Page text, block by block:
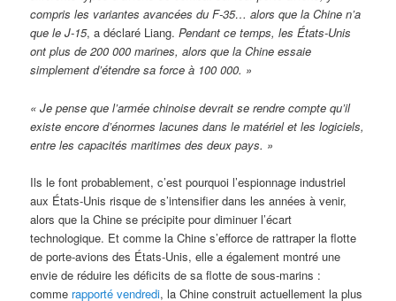
compris les variantes avancées du F-35… alors que la Chine n’a
que le J-15, a déclaré Liang.Pendant ce temps, les États-Unis
ont plus de 200 000 marines, alors que la Chine essaie
simplement d’étendre sa force à 100 000. »
« Je pense que l’armée chinoise devrait se rendre compte qu’il
existe encore d’énormes lacunes dans le matériel et les logiciels,
entre les capacités maritimes des deux pays. »
Ils le font probablement, c’est pourquoi l’espionnage industriel
aux États-Unis risque de s’intensifier dans les années à venir,
alors que la Chine se précipite pour diminuer l’écart
technologique. Et comme la Chine s’efforce de rattraper la flotte
de porte-avions des États-Unis, elle a également montré une
envie de réduire les déficits de sa flotte de sous-marins :
comme rapporté vendredi, la Chine construit actuellement la plus